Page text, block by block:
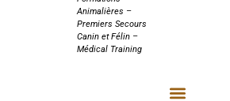
Animalières –
Premiers Secours
Canin et Félin –
Médical Training